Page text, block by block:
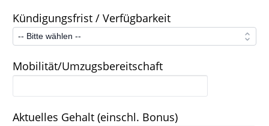
Kündigungsfrist / Verfügbarkeit
Mobilität/Umzugsbereitschaft
Aktuelles Gehalt (einschl. Bonus)